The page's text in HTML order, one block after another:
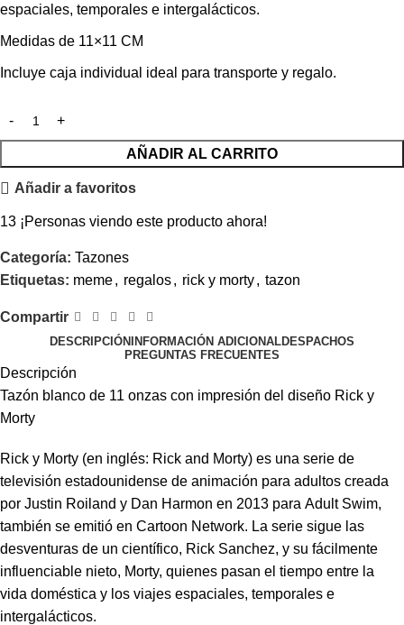
espaciales, temporales e intergalácticos.
Medidas de 11×11 CM
Incluye caja individual ideal para transporte y regalo.
AÑADIR AL CARRITO
Añadir a favoritos
13 ¡Personas viendo este producto ahora!
Categoría: Tazones
Etiquetas: meme, regalos, rick y morty, tazon
Compartir
DESCRIPCIÓN INFORMACIÓN ADICIONALDESPACHOS
PREGUNTAS FRECUENTES
Descripción
Tazón blanco de 11 onzas con impresión del diseño Rick y
Morty
Rick y Morty (en inglés: Rick and Morty) es una serie de
televisión estadounidense de animación para adultos creada
por Justin Roiland y Dan Harmon en 2013 para Adult Swim,
también se emitió en Cartoon Network. La serie sigue las
desventuras de un científico, Rick Sanchez, y su fácilmente
influenciable nieto, Morty, quienes pasan el tiempo entre la
vida doméstica y los viajes espaciales, temporales e
intergalácticos.